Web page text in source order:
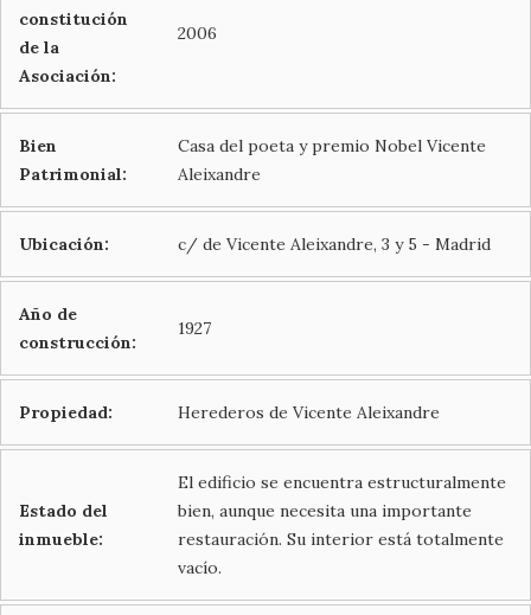
constitución
de la
Asociación:
2006
Bien
Patrimonial:
Casa del poeta y premio Nobel Vicente
Aleixandre
Ubicación: c/ de Vicente Aleixandre, 3 y 5 - Madrid
Año de
construcción:
1927
Propiedad: Herederos de Vicente Aleixandre
Estado del
inmueble:
El edificio se encuentra estructuralmente
bien, aunque necesita una importante
restauración. Su interior está totalmente
vacío.